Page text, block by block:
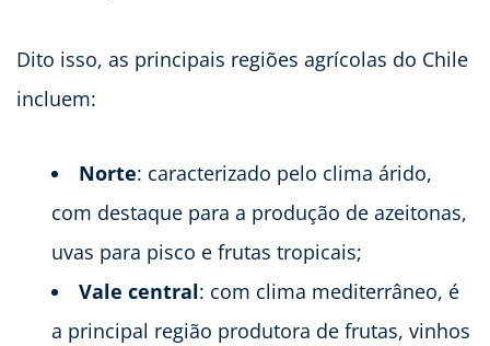
Dito isso, as principais regiões agrícolas do Chile
incluem:
Norte: caracterizado pelo clima árido,
com destaque para a produção de azeitonas,
uvas para pisco e frutas tropicais;
Vale central: com clima mediterrâneo, é
a principal região produtora de frutas, vinhos